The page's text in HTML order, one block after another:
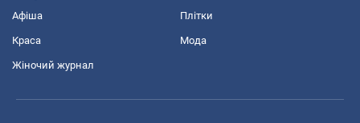
Афіша Плітки
Краса Мода
Жіночий журнал